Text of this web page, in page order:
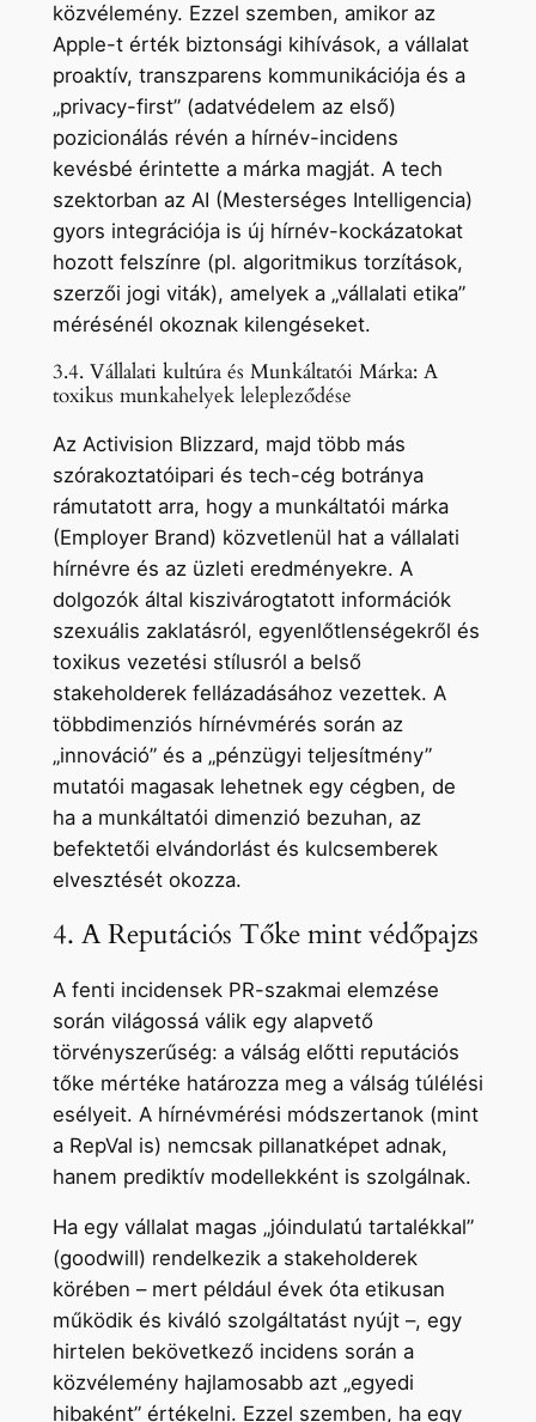
közvélemény. Ezzel szemben, amikor az
Apple-t érték biztonsági kihívások, a vállalat
proaktív, transzparens kommunikációja és a
„privacy-first” (adatvédelem az első)
pozicionálás révén a hírnév-incidens
kevésbé érintette a márka magját. A tech
szektorban az AI (Mesterséges Intelligencia)
gyors integrációja is új hírnév-kockázatokat
hozott felszínre (pl. algoritmikus torzítások,
szerzői jogi viták), amelyek a „vállalati etika”
mérésénél okoznak kilengéseket.
3.4. Vállalati kultúra és Munkáltatói Márka: A
toxikus munkahelyek lelepleződése
Az Activision Blizzard, majd több más
szórakoztatóipari és tech-cég botránya
rámutatott arra, hogy a munkáltatói márka
(Employer Brand) közvetlenül hat a vállalati
hírnévre és az üzleti eredményekre. A
dolgozók által kiszivárogtatott információk
szexuális zaklatásról, egyenlőtlenségekről és
toxikus vezetési stílusról a belső
stakeholderek fellázadásához vezettek. A
többdimenziós hírnévmérés során az
„innováció” és a „pénzügyi teljesítmény”
mutatói magasak lehetnek egy cégben, de
ha a munkáltatói dimenzió bezuhan, az
befektetői elvándorlást és kulcsemberek
elvesztését okozza.
4. A Reputációs Tőke mint védőpajzs
A fenti incidensek PR-szakmai elemzése
során világossá válik egy alapvető
törvényszerűség: a válság előtti reputációs
tőke mértéke határozza meg a válság túlélési
esélyeit. A hírnévmérési módszertanok (mint
a RepVal is) nemcsak pillanatképet adnak,
hanem prediktív modellekként is szolgálnak.
Ha egy vállalat magas „jóindulatú tartalékkal”
(goodwill) rendelkezik a stakeholderek
körében – mert például évek óta etikusan
működik és kiváló szolgáltatást nyújt –, egy
hirtelen bekövetkező incidens során a
közvélemény hajlamosabb azt „egyedi
hibaként” értékelni. Ezzel szemben, ha egy